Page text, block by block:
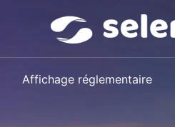
Affichage réglementaire